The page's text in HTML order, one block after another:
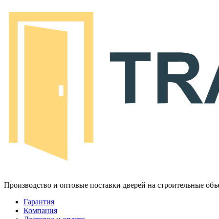
Производство и оптовые поставки дверей на строительные
Гарантия
Компания